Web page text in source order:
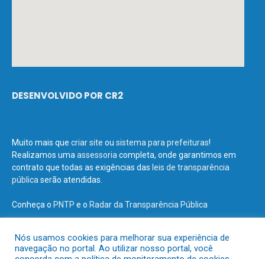
DESENVOLVIDO POR CR2
Muito mais que criar site ou sistema para prefeituras!
Realizamos uma assessoria completa, onde garantimos em
contrato que todas as exigências das leis de transparência
pública serão atendidas.
Conheça o PNTP e o Radar da Transparência Pública
Nós usamos cookies para melhorar sua experiência de
navegação no portal. Ao utilizar nosso portal, você